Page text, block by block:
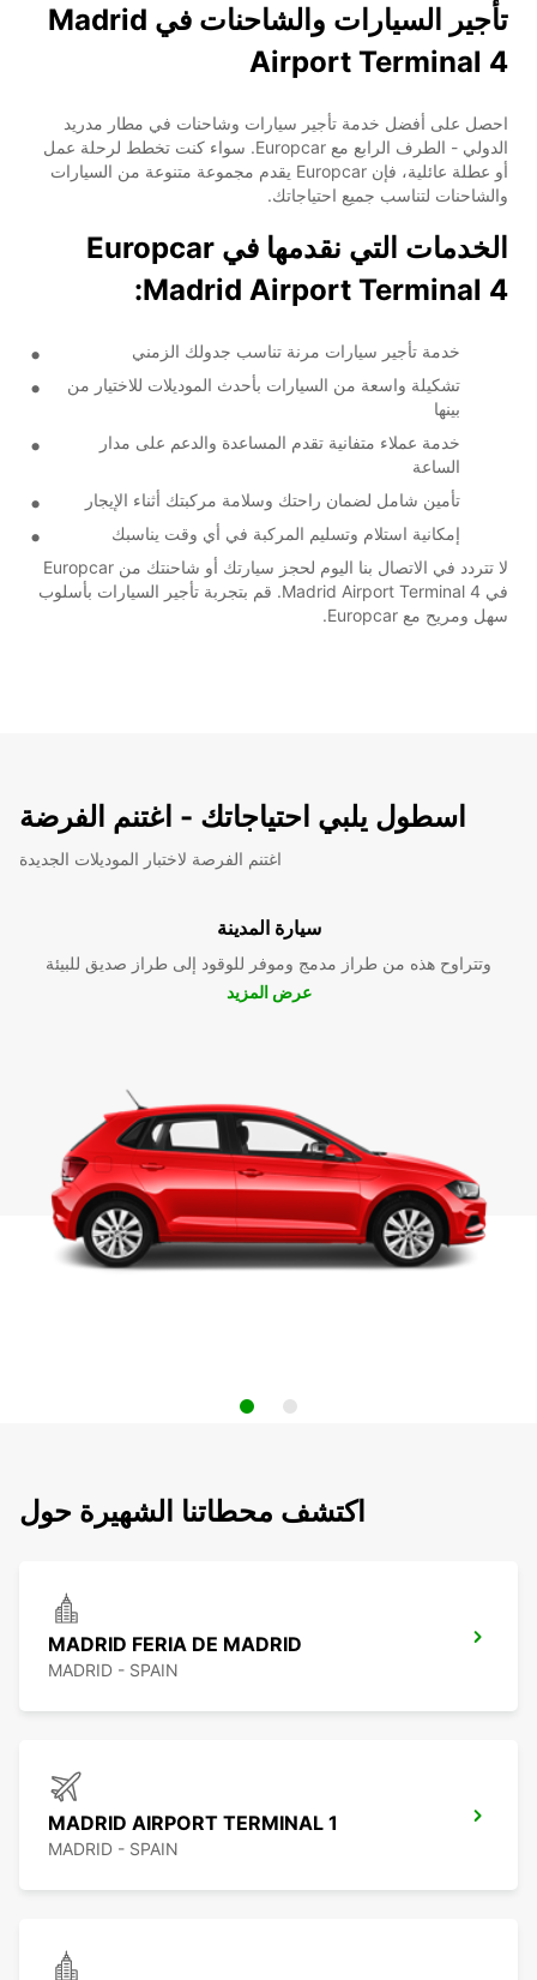
تأجير السيارات والشاحنات في Madrid
Airport Terminal 4
احصل على أفضل خدمة تأجير سيارات وشاحنات في مطار مدريد
الدولي - الطرف الرابع مع Europcar. سواء كنت تخطط لرحلة عمل
أو عطلة عائلية، فإن Europcar يقدم مجموعة متنوعة من السيارات
والشاحنات لتناسب جميع احتياجاتك.
الخدمات التي نقدمها في Europcar
Madrid Airport Terminal 4:
خدمة تأجير سيارات مرنة تناسب جدولك الزمني
تشكيلة واسعة من السيارات بأحدث الموديلات للاختيار من
بينها
خدمة عملاء متفانية تقدم المساعدة والدعم على مدار
الساعة
تأمين شامل لضمان راحتك وسلامة مركبتك أثناء الإيجار
إمكانية استلام وتسليم المركبة في أي وقت يناسبك
لا تتردد في الاتصال بنا اليوم لحجز سيارتك أو شاحنتك من Europcar
في Madrid Airport Terminal 4. قم بتجربة تأجير السيارات بأسلوب
سهل ومريح مع Europcar.
اسطول يلبي احتياجاتك - اغتنم الفرضة
اغتنم الفرصة لاختبار الموديلات الجديدة
سيارة المدينة
وتتراوح هذه من طراز مدمج وموفر للوقود إلى طراز صديق للبيئة
عرض المزيد
اكتشف محطاتنا الشهيرة حول
MADRID FERIA DE MADRID
MADRID - SPAIN
MADRID AIRPORT TERMINAL 1
MADRID - SPAIN